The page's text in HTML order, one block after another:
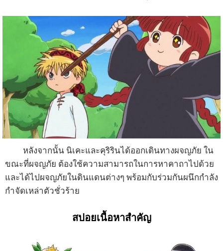
หลังจากนั้น นิเคะและคุริรินได้ออกเดินทางผจญภัย ใน
ขณะที่ผจญภัย ต้องใช้ความสามารถในการหาคาถาไปด้วย
และได้ไปผจญภัยในดินแดนต่างๆ พร้อมกับร่วมกันผนึกกำลัง
กำจัดเหล่าตัวชั่วร้าย
สปอยเนื้อหาสำคัญ